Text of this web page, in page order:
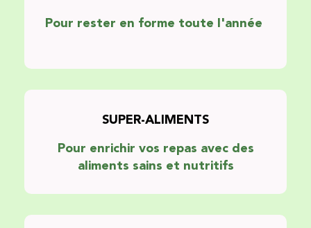
Pour rester en forme toute l'année
SUPER-ALIMENTS
Pour enrichir vos repas avec des
aliments sains et nutritifs